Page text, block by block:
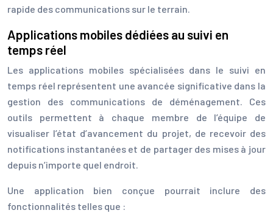
rapide des communications sur le terrain.
Applications mobiles dédiées au suivi en
temps réel
Les applications mobiles spécialisées dans le suivi en
temps réel représentent une avancée significative dans la
gestion des communications de déménagement. Ces
outils permettent à chaque membre de l’équipe de
visualiser l’état d’avancement du projet, de recevoir des
notifications instantanées et de partager des mises à jour
depuis n’importe quel endroit.
Une application bien conçue pourrait inclure des
fonctionnalités telles que :